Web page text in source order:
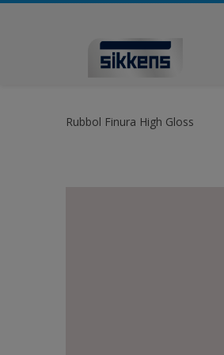
Rubbol Finura High Gloss